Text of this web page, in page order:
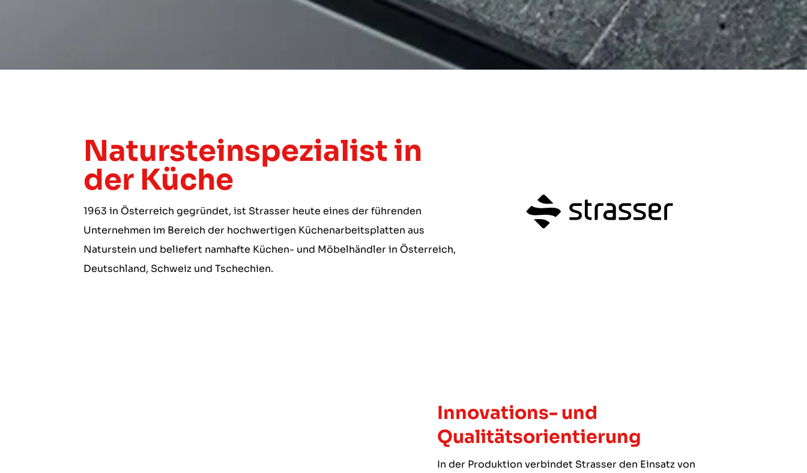
Natursteinspezialist in
der Küche
1963 in Österreich gegründet, ist Strasser heute eines der führenden
Unternehmen im Bereich der hochwertigen Küchenarbeitsplatten aus
Naturstein und beliefert namhafte Küchen- und Möbelhändler in Österreich,
Deutschland, Schweiz und Tschechien.
Innovations- und
Qualitätsorientierung
In der Produktion verbindet Strasser den Einsatz von